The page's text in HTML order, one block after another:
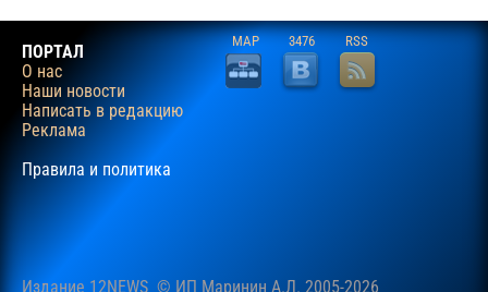
ПОРТАЛ
О нас
Наши новости
Написать в редакцию
Реклама
Правила и политика
MAP 3476 RSS
Издание 12NEWS © ИП Маринин А.Л. 2005-2026